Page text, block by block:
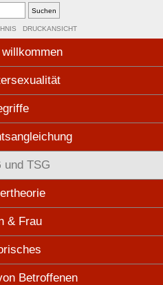
DRUCKANSICHT
und TSG
& Frau
Betroffenen